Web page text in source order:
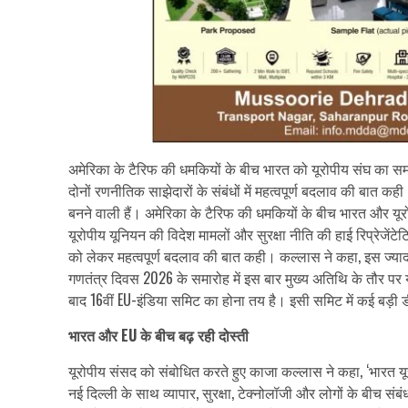
अमेरिका के टैरिफ की धमकियों के बीच भारत को यूरोपीय संघ का
दोनों रणनीतिक साझेदारों के संबंधों में महत्वपूर्ण बदलाव की बात
बनने वाली हैं। अमेरिका के टैरिफ की धमकियों के बीच भारत और
यूरोपीय यूनियन की विदेश मामलों और सुरक्षा नीति की हाई
को लेकर महत्वपूर्ण बदलाव की बात कही। कल्लास ने कहा, इस
गणतंत्र दिवस 2026 के समारोह में इस बार मुख्य अतिथि के तौर
बाद 16वीं EU-इंडिया समिट का होना तय है। इसी समिट में कई बड़ी
भारत और EU के बीच बढ़ रही दोस्ती
यूरोपीय संसद को संबोधित करते हुए काजा कल्लास ने कहा, ‘भारत
नई दिल्ली के साथ व्यापार, सुरक्षा, टेक्नोलॉजी और लोगों के